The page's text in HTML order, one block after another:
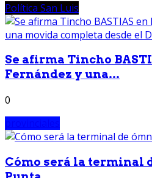
Política San Luis
Se afirma Tincho
Fernández y una...
0
Cómo será la terminal